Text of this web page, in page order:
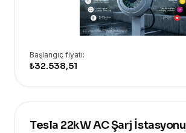
Başlangıç fiyatı:
₺32.538,51
Tesla 22kW AC Şarj İstasyonu